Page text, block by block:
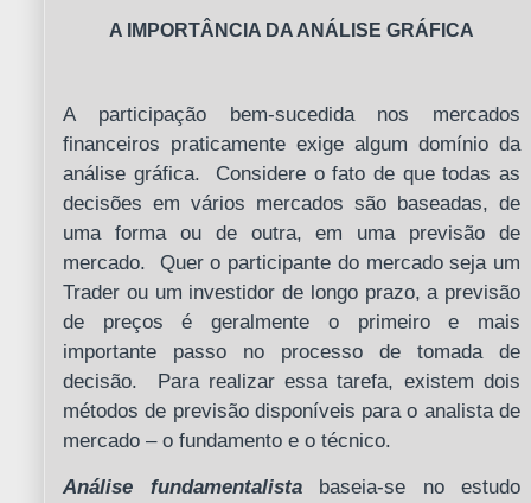
A IMPORTÂNCIA DA ANÁLISE GRÁFICA
A participação bem-sucedida nos mercados
financeiros praticamente exige algum domínio da
análise gráfica. Considere o fato de que todas as
decisões em vários mercados são baseadas, de
uma forma ou de outra, em uma previsão de
mercado. Quer o participante do mercado seja um
Trader ou um investidor de longo prazo, a previsão
de preços é geralmente o primeiro e mais
importante passo no processo de tomada de
decisão. Para realizar essa tarefa, existem dois
métodos de previsão disponíveis para o analista de
mercado – o fundamento e o técnico.
Análise fundamentalistabaseia-se no estudo